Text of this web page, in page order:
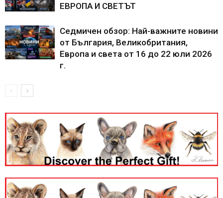
ЕВРОПА И СВЕТЪТ
Седмичен обзор: Най-важните новини
от България, Великобритания,
Европа и света от 16 до 22 юли 2026
г.